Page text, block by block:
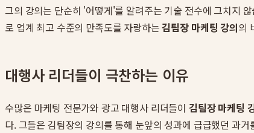
그의 강의는 단순히 '어떻게'를 알려주는 기술 전수에 그치지
로 업계 최고 수준의 만족도를 자랑하는김팀장 마케팅 강의의
대행사 리더들이 극찬하는 이유
수많은 마케팅 전문가와 광고 대행사 리더들이 김팀장 마케팅
다. 그들은 김팀장의 강의를 통해 눈앞의 성과에 급급했던 과